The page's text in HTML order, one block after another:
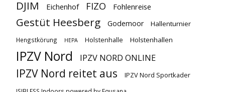
DJIM Eichenhof FIZO Fohlenreise
Gestüt Heesberg Godemoor Hallenturnier
Hengstkörung HEPA Holstenhalle Holstenhallen
IPZV Nord IPZV NORD ONLINE
IPZV Nord reitet aus IPZV Nord Sportkader